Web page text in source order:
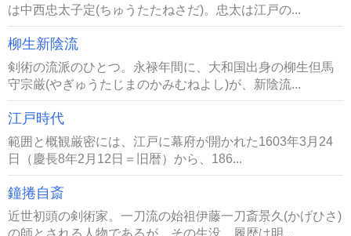
は中西忠太子定(ちゅうたたねさだ)。忠太は江戸の...
柳生新陰流
剣術の流派のひとつ。永禄年間に、大和国出身の柳生但馬
守宗厳(やぎゅうたじまのかみむねよし)が、新陰流...
江戸時代
範囲と概観厳密には、江戸に幕府が開かれた1603年3月24
日（慶長8年2月12日＝旧暦）から、186...
鐘捲自斎
近世初頭の剣術家。一刀流の始祖伊藤一刀斎景久(かげひさ)
の師とされる人物であるが、その生没、履歴は明...